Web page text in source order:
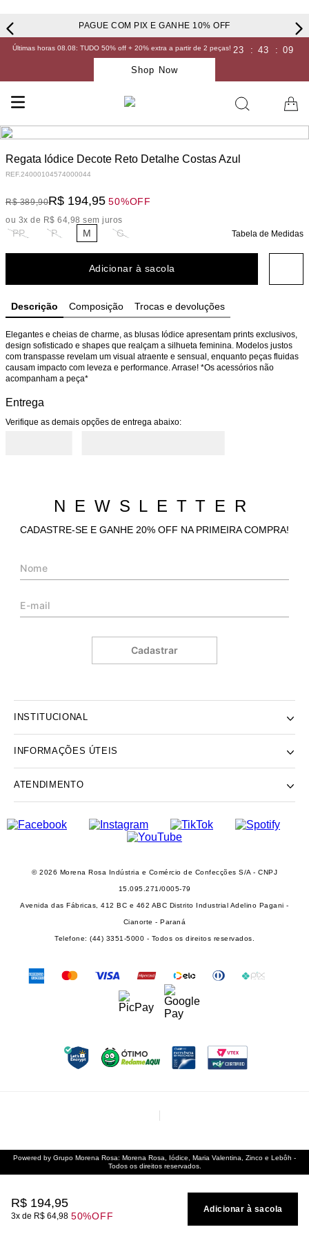
PAGUE COM PIX E GANHE 10% OFF
Últimas horas 08.08: TUDO 50% off + 20% extra a partir de 2 peças! 23 : 43 : 08
Shop Now
Regata Iódice Decote Reto Detalhe Costas Azul
REF.24000104574000044
R$ 389,90R$ 194,95 50%OFF
ou 3x de R$ 64,98 sem juros
PP P M G Tabela de Medidas
Adicionar à sacola
Descrição Composição Trocas e devoluções
Elegantes e cheias de charme, as blusas Iódice apresentam prints exclusivos,
design sofisticado e shapes que realçam a silhueta feminina. Modelos justos
com transpasse revelam um visual atraente e sensual, enquanto peças fluidas
causam impacto com leveza e performance. Arrase! *Os acessórios não
acompanham a peça*
Entrega
Verifique as demais opções de entrega abaixo:
R$ 194,95
3 R$ 64,98 50%OFF
Adicionar à sacola
NEWSLETTER
CADASTRE-SE E GANHE 20% OFF NA PRIMEIRA COMPRA!
Cadastrar
INSTITUCIONAL
NOSSAS LOJAS
POLÍTICA DE PRIVACIDADE
INSTITUTO MORENA ROSA
PERSONAL SHOPPER
INFORMAÇÕES ÚTEIS
ATENDIMENTO
FALECONOSCO@IODICE.COM.BR
DAS 08 ÀS 18H
© 2026 Morena Rosa Indústria e Comércio de Confecções S/A - CNPJ
15.095.271/0005-79
Avenida das Fábricas, 412 BC e 462 ABC Distrito Industrial Adelino Pagani -
Cianorte - Paraná
Telefone: (44) 3351-5000 - Todos os direitos reservados.
Powered by Grupo Morena Rosa: Morena Rosa, Iódice, Maria Valentina, Zinco e Lebôh -
Todos os direitos reservados.